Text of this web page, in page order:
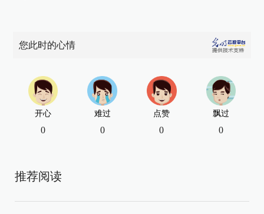
您此时的心情
开心
0
难过
0
点赞
0
飘过
0
推荐阅读